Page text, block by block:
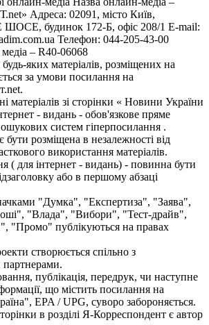
Адреса: 02091, місто Київ,
будинок 172-Б, офіс 208/1 E-mail:
Телефон: 044-205-43-00
медіа – R40-06068
яких матеріалів, розміщених на
за умови посилання на
матеріалів зі сторінки « Новини України
- видань - обов'язкове пряме
систем гіперпосилання .
розміщена в незалежності від
використання матеріалів.
( для інтернет - видань) - повинна бути
або в першому абзаці
"Думка", "Експертиза", "Заява",
"Влада", "Вибори", "Тест-драйв",
"Промо" публікуються на правах
створюється спільно з
публікація, передрук, чи наступне
що містить посилання на
EPA / UPG, суворо забороняється.
в розділі Я-Корреспондент є автор